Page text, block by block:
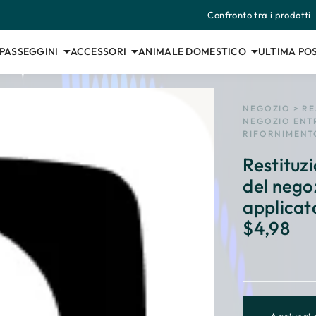
Confronto tra i prodotti
ACCESSORI ANIMALE DOMESTICO ULTIMA
NEGOZIO >
NEGOZIO
del
$4,98